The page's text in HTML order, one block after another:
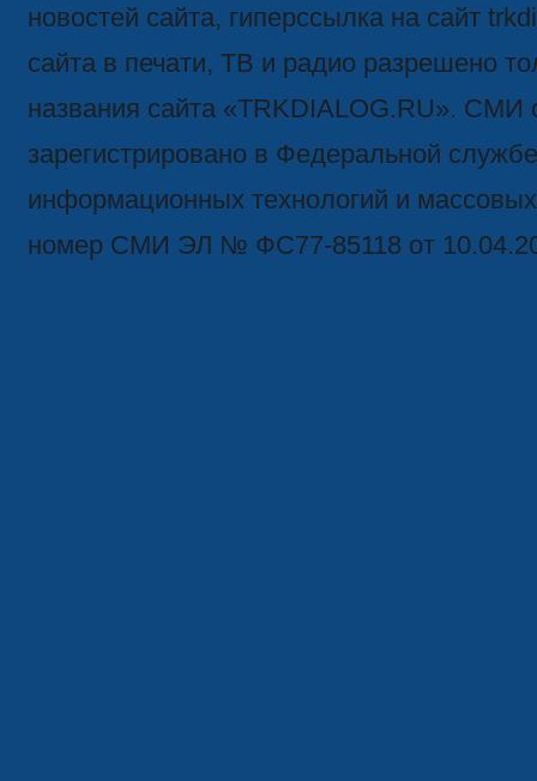
новостей сайта, гиперссылка на сайт
сайта в печати, ТВ и радио разрешено
названия сайта «TRKDIALOG.RU». СМИ
зарегистрировано в Федеральной
информационных технологий и
номер СМИ ЭЛ № ФС77-85118 от